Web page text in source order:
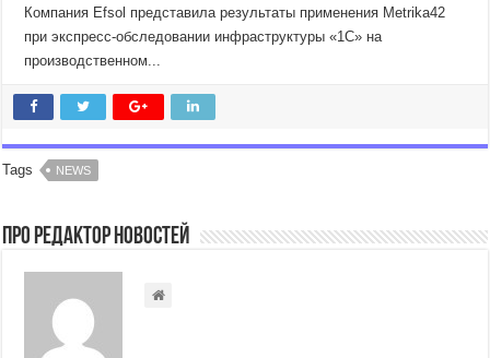
Компания Efsol представила результаты применения Metrika42
при экспресс-обследовании инфраструктуры «1С» на
производственном...
Tags NEWS
Про Редактор Новостей